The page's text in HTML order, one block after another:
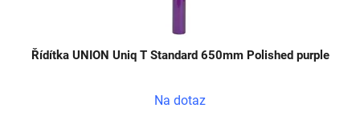
Řídítka UNION Uniq T Standard 650mm Polished purple
Na dotaz